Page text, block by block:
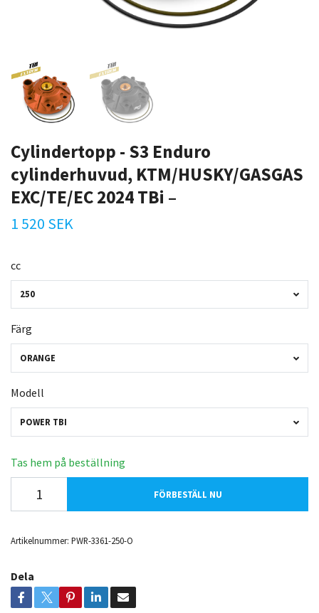
Cylindertopp - S3 Enduro
cylinderhuvud, KTM/HUSKY/GASGAS
EXC/TE/EC 2024 TBi –
1 520 SEK
cc
250
Färg
ORANGE
Modell
POWER TBI
Tas hem på beställning
FÖRBESTÄLL NU
Artikelnummer: PWR-3361-250-O
Dela